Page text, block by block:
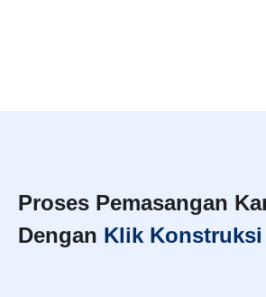
Proses Pemasangan
Dengan Klik Konstruksi